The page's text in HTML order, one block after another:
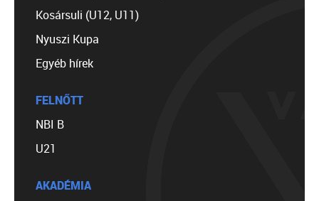
Kosársuli (U12, U11)
Nyuszi Kupa
Egyéb hírek
FELNŐTT
NBI B
U21
AKADÉMIA